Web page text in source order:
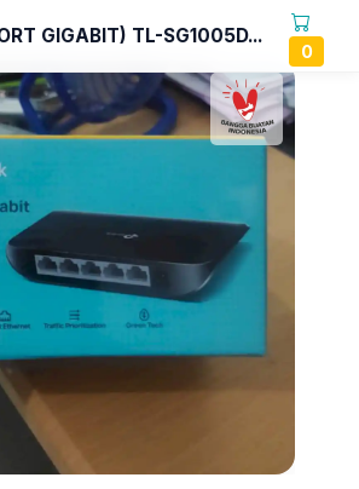
GIGABIT) TL-SG1005D...
0